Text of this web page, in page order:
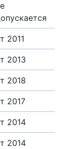
2011
2013
2018
2017
2014
2014